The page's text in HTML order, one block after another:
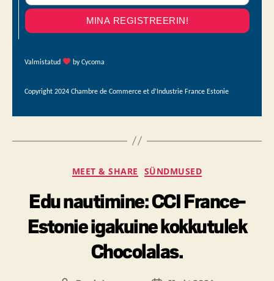
MINA REGISTREERIN!
Valmistatud by Cycoma
Copyright 2024 Chambre de Commerce et d’Industrie France Estonie
MEET & SHARE SÜNDMUSED
Edu nautimine: CCI France-
Estonie igakuine kokkutulek
Chocolalas.